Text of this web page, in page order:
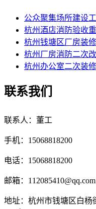
公众聚集场所建设
杭州酒店消防验收
杭州钱塘区厂房装
杭州厂房消防二次
杭州办公室二次装
联系我们
联系人：董工
手机：15068818200
电话：15068818200
邮箱：112085410@qq.com
地址：杭州市钱塘区白杨